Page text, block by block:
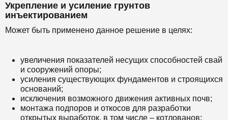
Укрепление и усиление грунтов
инъектированием
Может быть применено данное решение в целях:
увеличения показателей несущих способностей свай
и сооружений опоры;
усиления существующих фундаментов и строящихся
оснований;
исключения возможного движения активных почв;
монтажа подпоров и откосов для разработки
открытых выработок, в том числе – котлованов;